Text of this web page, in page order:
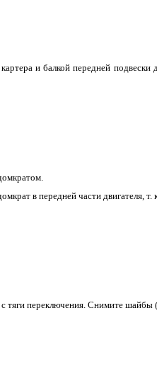
и балкой передней
в передней части двигателя,
тяги переключения. Снимите шайбы